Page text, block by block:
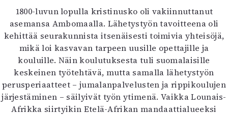
1800-luvun lopulla kristinusko oli vakiinnuttanut
asemansa Ambomaalla. Lähetystyön tavoitteena oli
kehittää seurakunnista itsenäisesti toimivia yhteisöjä,
mikä loi kasvavan tarpeen uusille opettajille ja
kouluille. Näin koulutuksesta tuli suomalaisille
keskeinen työtehtävä, mutta samalla lähetystyön
perusperiaatteet – jumalanpalvelusten ja rippikoulujen
järjestäminen – säilyivät työn ytimenä. Vaikka Lounais-
Afrikka siirtyikin Etelä-Afrikan mandaattialueeksi